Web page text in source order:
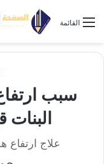
القائمة
سبب
البنات
علاج ارتفاع